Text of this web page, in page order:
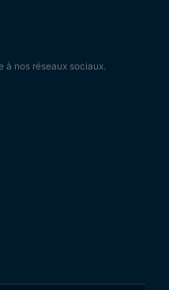
à nos réseaux sociaux.